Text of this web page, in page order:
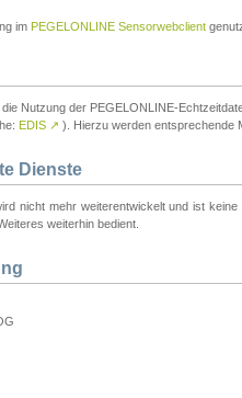
im PEGELONLINE Sensorwebclient
Nutzung der PEGELONLINE-
EDIS ↗ ). Hierzu werden entsprechende
Dienste
nicht mehr weiterentwickelt und ist
weiterhin bedient.